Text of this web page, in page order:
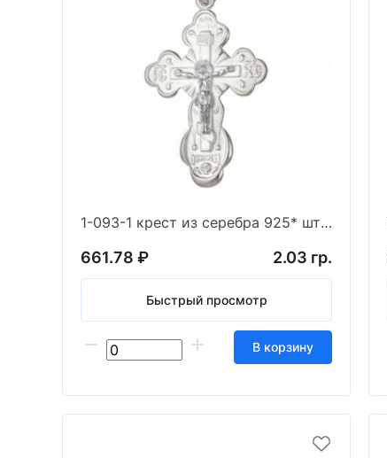
1-093-1 крест из серебра 925* штамп белый
661.78 ₽ 2.03 гр.
Быстрый просмотр
В корзину